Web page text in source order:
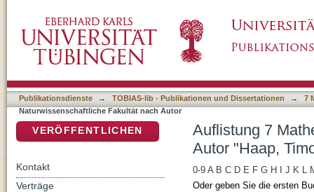
Publikationsdienste → TOBIAS-lib - Publikationen und Dissertationen →
7
Naturwissenschaftliche Fakultät nach Autor
Auflistung 7
Autor "Haap,
0-9 A B C D E F G H J K L
Oder geben Sie die ersten
VERÖFFENTLICHEN
Kontakt
Verträge